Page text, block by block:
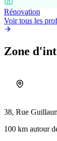
Rénovation
Voir tous les
Zone
38, Rue
100 km autour